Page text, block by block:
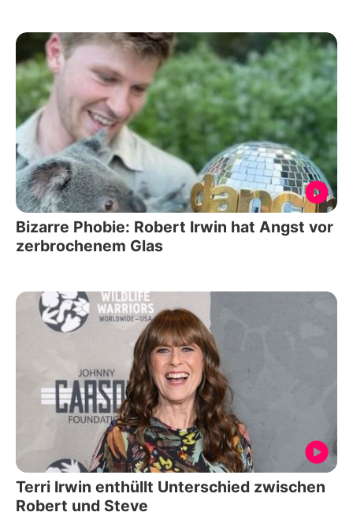
Bizarre Phobie: Robert Irwin hat Angst vor
zerbrochenem Glas
Terri Irwin enthüllt Unterschied zwischen
Robert und Steve